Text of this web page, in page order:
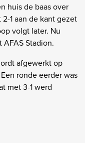
huis de baas over
1 aan de kant gezet
volgt later. Nu
Stadion.
afgewerkt op
ronde eerder was
met 3-1 werd